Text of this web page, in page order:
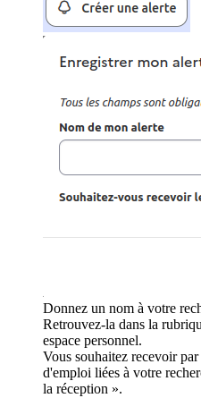
Donnez un nom à votre
Retrouvez-la dans la
espace personnel.
Vous souhaitez recevoir
d'emploi liées à votre
la réception ».